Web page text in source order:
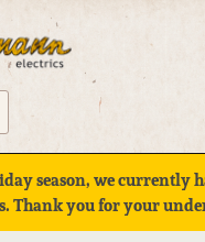
season, we currently
Thank you for your